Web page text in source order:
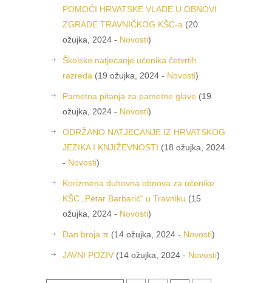
POMOĆI HRVATSKE VLADE U OBNOVI
ZGRADE TRAVNIČKOG KŠC-a (20
ožujka, 2024 - Novosti)
Školsko natjecanje učenika četvrtih
razreda (19 ožujka, 2024 - Novosti)
Pametna pitanja za pametne glave (19
ožujka, 2024 - Novosti)
ODRŽANO NATJECANJE IZ HRVATSKOG
JEZIKA I KNJIŽEVNOSTI (18 ožujka, 2024
- Novosti)
Korizmena duhovna obnova za učenike
KŠC „Petar Barbarić“ u Travniku (15
ožujka, 2024 - Novosti)
Dan broja π (14 ožujka, 2024 - Novosti)
JAVNI POZIV (14 ožujka, 2024 - Novosti)